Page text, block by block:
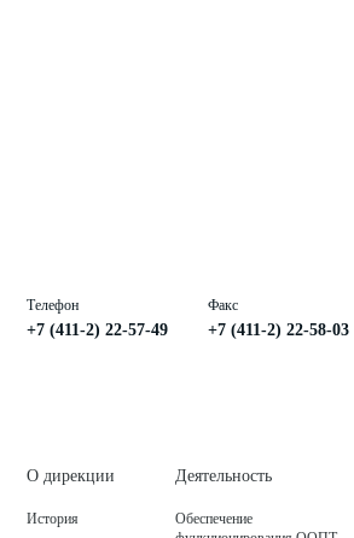
Телефон
+7 (411-2) 22-57-49
Факс
+7 (411-2) 22-58-03
О дирекции
История
Деятельность
Обеспечение